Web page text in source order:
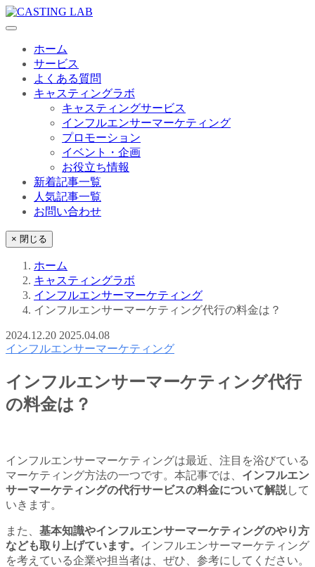
ホーム
サービス
よくある質問
キャスティングラボ
キャスティングサービス
インフルエンサーマーケティング
プロモーション
イベント・企画
お役立ち情報
新着記事一覧
人気記事一覧
お問い合わせ
× 閉じる
ホーム
キャスティングラボ
インフルエンサーマーケティング
インフルエンサーマーケティング代行の料金は？
2024.12.20 2025.04.08
インフルエンサーマーケティング
インフルエンサーマーケティング代行
の料金は？
インフルエンサーマーケティングは最近、注目を浴びている
マーケティング方法の一つです。本記事では、 インフルエン
サーマーケティングの代行サービスの料金について解説して
いきます。
また、 基本知識やインフルエンサーマーケティングのやり方
なども取り上げています。 インフルエンサーマーケティング
を考えている企業や担当者は、ぜひ、参考にしてください。